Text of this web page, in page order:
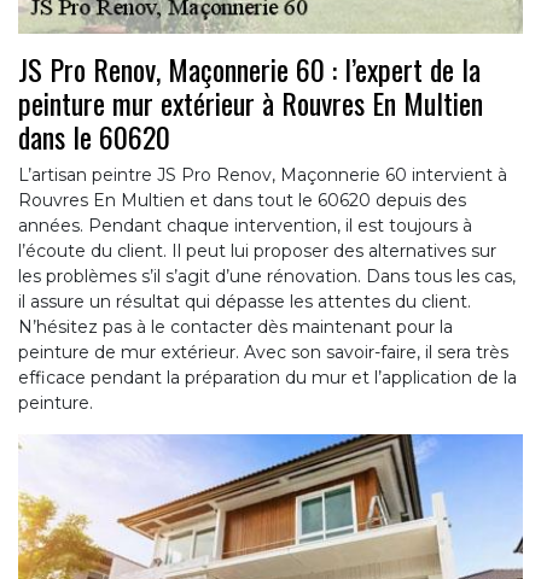
JS Pro Renov, Maçonnerie 60 : l’expert de la
peinture mur extérieur à Rouvres En Multien
dans le 60620
L’artisan peintre JS Pro Renov, Maçonnerie 60 intervient à
Rouvres En Multien et dans tout le 60620 depuis des
années. Pendant chaque intervention, il est toujours à
l’écoute du client. Il peut lui proposer des alternatives sur
les problèmes s’il s’agit d’une rénovation. Dans tous les cas,
il assure un résultat qui dépasse les attentes du client.
N’hésitez pas à le contacter dès maintenant pour la
peinture de mur extérieur. Avec son savoir-faire, il sera très
efficace pendant la préparation du mur et l’application de la
peinture.